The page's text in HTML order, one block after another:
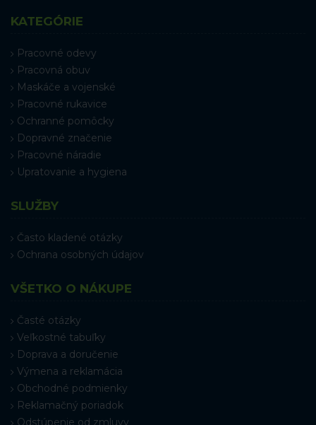
KATEGÓRIE
Pracovné odevy
Pracovná obuv
Maskáče a vojenské
Pracovné rukavice
Ochranné pomôcky
Dopravné značenie
Pracovné náradie
Upratovanie a hygiena
SLUŽBY
Často kladené otázky
Ochrana osobných údajov
VŠETKO O NÁKUPE
Časté otázky
Veľkostné tabuľky
Doprava a doručenie
Výmena a reklamácia
Obchodné podmienky
Reklamačný poriadok
Odstúpenie od zmluvy